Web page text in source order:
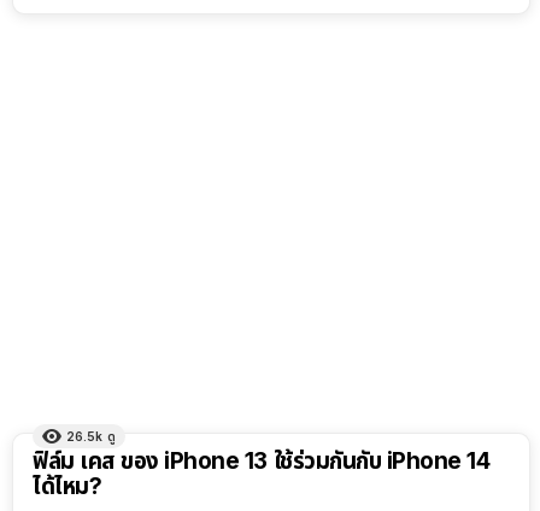
26.5k ดู
ฟิล์ม เคส ของ iPhone 13 ใช้ร่วมกันกับ iPhone 14
ได้ไหม?